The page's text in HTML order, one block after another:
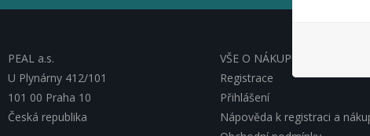
PEAL a.s.
U Plynárny 412/101
101 00 Praha 10
Česká republika
VŠE O NÁKUPU, ESHOP
Registrace
Přihlášení
Nápověda k registraci a